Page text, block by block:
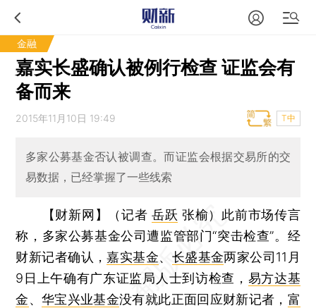
金融
嘉实长盛确认被例行检查 证监会有
备而来
2015年11月10日 19:49 T中
多家公募基金否认被调查。而证监会根据交易所的交
易数据，已经掌握了一些线索
【财新网】（记者岳跃 张榆） 此前市场传言
称，多家公募基金公司遭监管部门“突击检查”。经
财新记者确认，嘉实基金、 长盛基金两家公司11月
9日上午确有广东证监局人士到访检查， 易方达基
金、华宝兴业基金没有就此正面回应财新记者， 富